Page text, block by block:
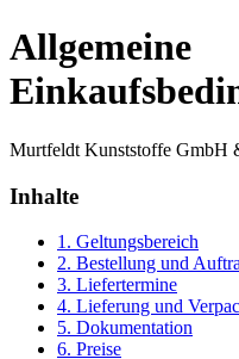
Allgemeine
Murtfeldt Kunststoffe GmbH
Inhalte
1. Geltungsbereich
2. Bestellung und
3. Liefertermine
4. Lieferung und
5. Dokumentation
6. Preise